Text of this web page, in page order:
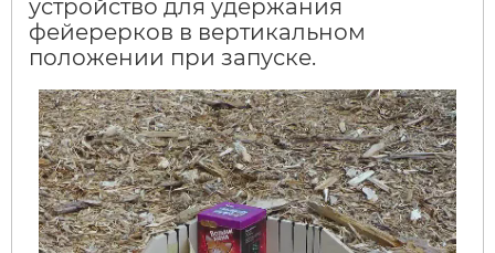
устройство для удержания
фейерерков в вертикальном
положении при запуске.